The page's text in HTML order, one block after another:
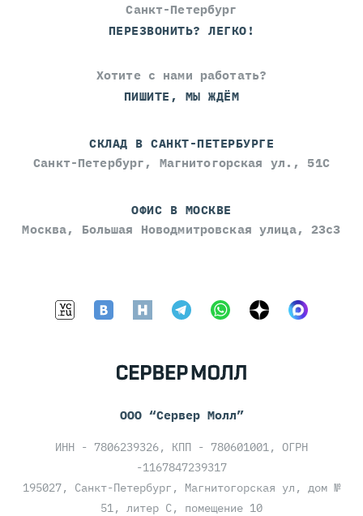
Санкт-Петербург
ПЕРЕЗВОНИТЬ? ЛЕГКО!
Хотите с нами работать?
ПИШИТЕ, МЫ ЖДЁМ
СКЛАД В САНКТ-ПЕТЕРБУРГЕ
Санкт-Петербург, Магнитогорская ул., 51С
ОФИС В МОСКВЕ
Москва, Большая Новодмитровская улица, 23с3
ООО “Сервер Молл”
ИНН - 7806239326, КПП - 780601001, ОГРН
-1167847239317
195027, Санкт-Петербург, Магнитогорская ул, дом №
51, литер С, помещение 10